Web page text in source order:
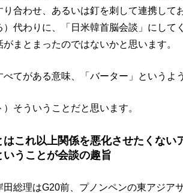
り合わせ、あるいは釘を刺して連携して
）代わりに、「日米韓首脳会談」にして
がまとまったのではないかと思います。
べてがある意味、「バーター」というよ
）そういうことだと思います。
はこれ以上関係を悪化させたくな
いうことが会談の趣旨
田総理はG20前、プノンペンの東アジア